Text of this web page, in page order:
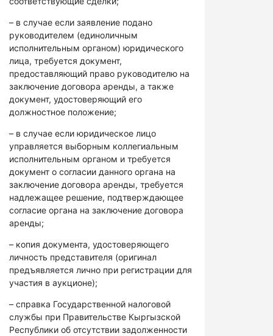
– в случае если заявление подано
руководителем (единоличным
исполнительным органом) юридического
лица, требуется документ,
предоставляющий право руководителю на
заключение договора аренды, а также
документ, удостоверяющий его
должностное положение;
– в случае если юридическое лицо
управляется выборным коллегиальным
исполнительным органом и требуется
документ о согласии данного органа на
заключение договора аренды, требуется
надлежащее решение, подтверждающее
согласие органа на заключение договора
аренды;
– копия документа, удостоверяющего
личность представителя (оригинал
предъявляется лично при регистрации для
участия в аукционе);
– справка Государственной налоговой
службы при Правительстве Кыргызской
Республики об отсутствии задолженности